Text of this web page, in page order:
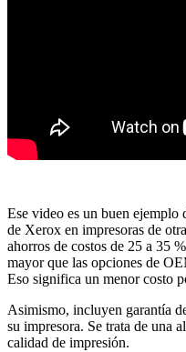
Ese video es un buen ejemplo
de Xerox en impresoras de
ahorros de costos de 25 a 35
mayor que las opciones de
Eso significa un menor costo
Asimismo, incluyen garantía
su impresora. Se trata de una
calidad de impresión.